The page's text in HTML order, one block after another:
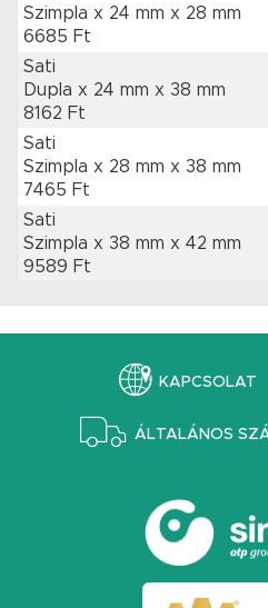
Szimpla x 24 mm x 28 mm
6685 Ft
Sati
Dupla x 24 mm x 38 mm
8162 Ft
Sati
Szimpla x 28 mm x 38 mm
7465 Ft
Sati
Szimpla x 38 mm x 42 mm
9589 Ft
KAPCSOLAT
ÁLTALÁNOS